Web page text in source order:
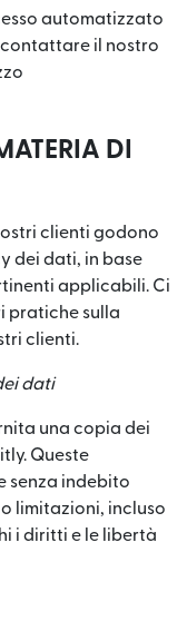
automatizzato
contattare il nostro
DI
clienti godono
dei dati, in base
applicabili. Ci
pratiche sulla
clienti.
dati
una copia dei
Queste
senza indebito
limitazioni, incluso
i diritti e le libertà